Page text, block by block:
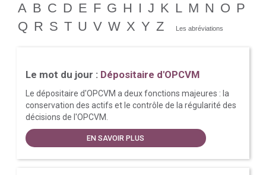
A B C D E F G H I J K L M N O P
Q R S T U V W X Y Z Les abréviations
Le mot du jour : Dépositaire d'OPCVM
Le dépositaire d'OPCVM a deux fonctions majeures : la
conservation des actifs et le contrôle de la régularité des
décisions de l'OPCVM.
EN SAVOIR PLUS